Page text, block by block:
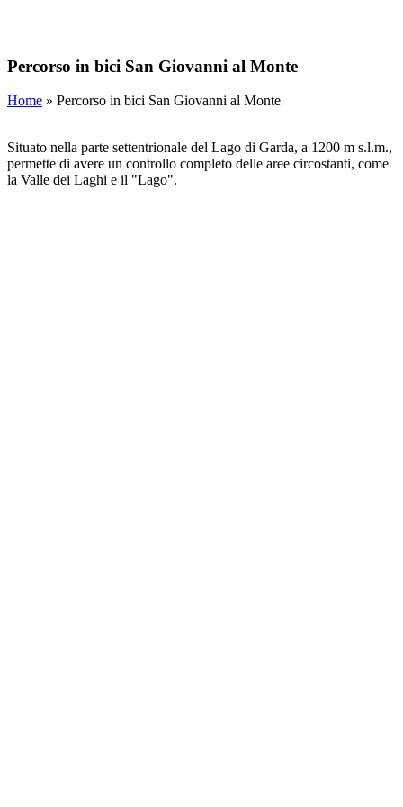
Percorso in bici San Giovanni al Monte
Home » Percorso in bici San Giovanni al Monte
Situato nella parte settentrionale del Lago di Garda, a 1200 m s.l.m.,
permette di avere un controllo completo delle aree circostanti, come
la Valle dei Laghi e il "Lago".